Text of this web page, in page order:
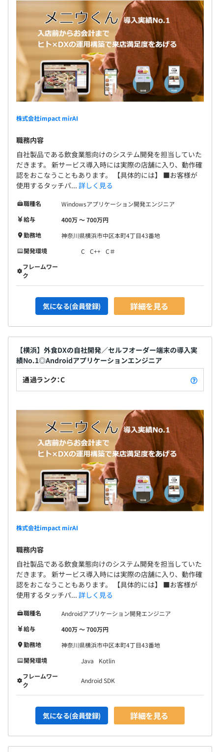
【リーダー】 46歳
学生時代の専攻：情報工学科
2003年～2011年 1社目：組み込み、アプリケーションエ
ンジニアとして開発業務や、評価検証業務に従事。
開発業務を担当。
■各案件（プロジェクト）に対して要件定義、開発、検証
工程でそれぞれ担当を立て、業務を推進していくことが多
テム毎に開発担当者が立ちます。
■30～50代の年齢層の担当で、各担当の立場から意見を
出し開発を進めていきます。
ついては、営業・メニュー制作部・サポートセンターの意
見も取り入れ、全社一丸となってよりよいサービスの提供
を目指しています。
株式会社impact mirAI
職務内容
自社製品である飲食業態向けのシステム開発を担当していた
だきます。 新サービス導入時には実際の店舗に入り、動作確
認をおこなうこともあります。 【具体的には】 ■お客様が
使用するタッチパ... 詳しく見る
職種名
Windowsアプリケーション開発エンジニア
給与
400万 〜 700万円
勤務地
神奈川県横浜市中区本町4丁目43番地
開発環境
C C++ C＃
フレームワー
ク
気になる(会員登録) 詳細を見る
【横浜】外食DXの自社開発／セルフオーダー端末の導入実
績No.1◎Androidアプリケーションエンジニア
通過ランク：C
株式会社impact mirAI
職務内容
自社製品である飲食業態向けのシステム開発を担当していた
だきます。 新サービス導入時には実際の店舗に入り、動作確
認をおこなうこともあります。 【具体的には】 ■お客様が
使用するタッチパ... 詳しく見る
職種名
Androidアプリケーション開発エンジニア
給与
400万 〜 700万円
勤務地
神奈川県横浜市中区本町4丁目43番地
開発環境
Java
Kotlin
フレームワー
ク
Android SDK
気になる(会員登録) 詳細を見る